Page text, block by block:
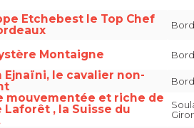
Etchebest le Top Chef
Montaigne
Ejnaïni, le cavalier non-
mouvementée et riche de
Laforêt , la Suisse du